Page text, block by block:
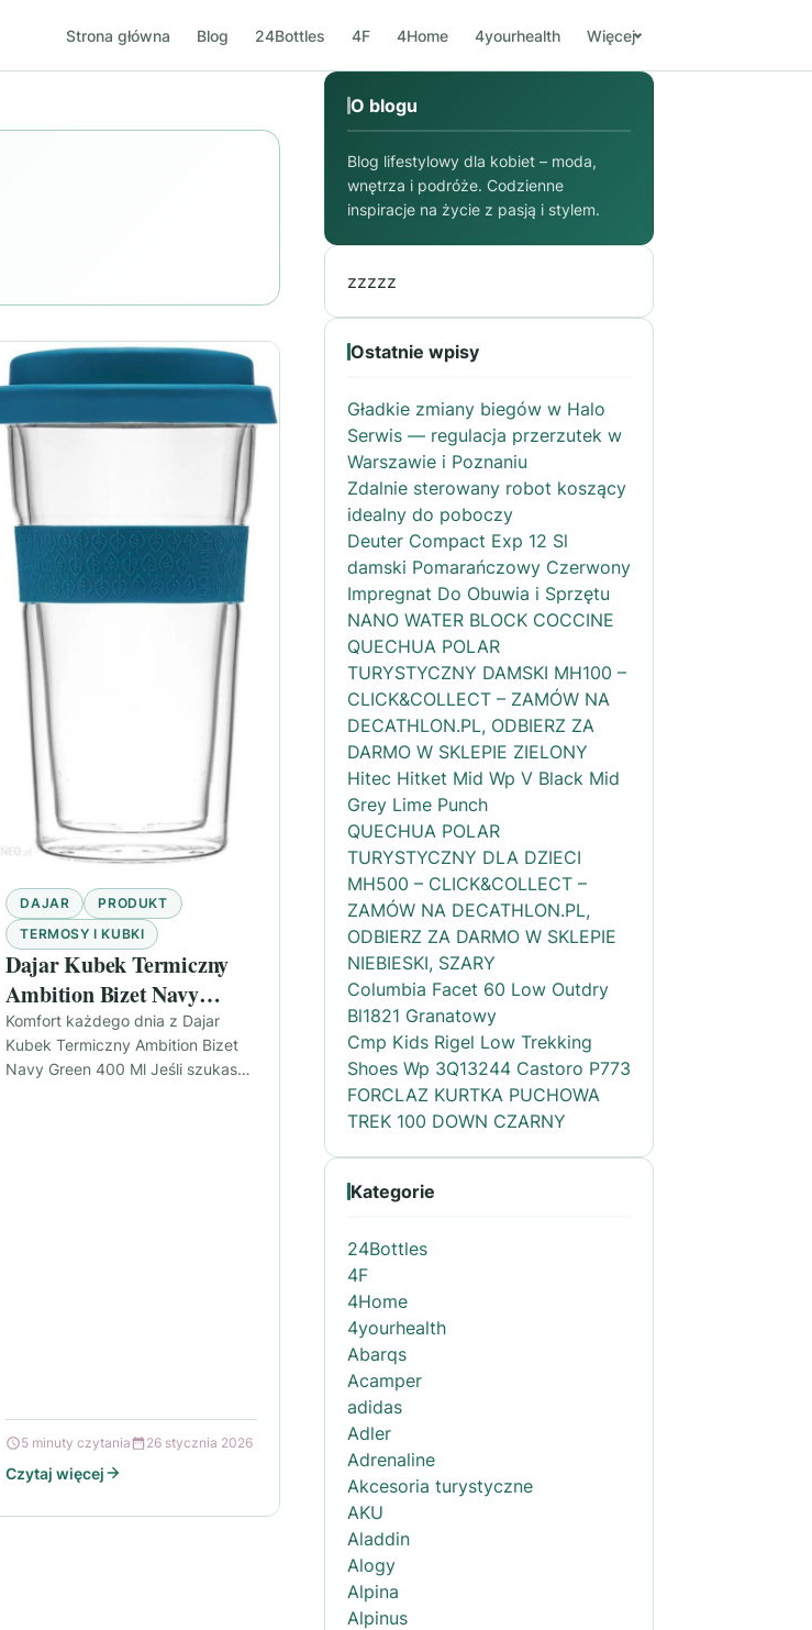
Strona główna Blog 24Bottles 4F 4Home 4yourhealth Więcej
DAJAR
PRODUKT
TERMOSY I KUBKI
Dajar Kubek Termiczny
Ambition Bizet Navy
Green 400 Ml
Komfort każdego dnia z Dajar
Kubek Termiczny Ambition Bizet
Navy Green 400 Ml Jeśli szukasz
5 minuty czytania 26 stycznia 2026
Czytaj więcej
O blogu
Blog lifestylowy dla kobiet – moda,
wnętrza i podróże. Codzienne
inspiracje na życie z pasją i stylem.
zzzzz
Ostatnie wpisy
Gładkie zmiany biegów w Halo
Serwis — regulacja przerzutek w
Warszawie i Poznaniu
Zdalnie sterowany robot koszący
idealny do poboczy
Deuter Compact Exp 12 Sl
damski Pomarańczowy Czerwony
Impregnat Do Obuwia i Sprzętu
NANO WATER BLOCK COCCINE
QUECHUA POLAR
TURYSTYCZNY DAMSKI MH100 –
CLICK&COLLECT – ZAMÓW NA
DECATHLON.PL, ODBIERZ ZA
DARMO W SKLEPIE ZIELONY
Hitec Hitket Mid Wp V Black Mid
Grey Lime Punch
QUECHUA POLAR
TURYSTYCZNY DLA DZIECI
MH500 – CLICK&COLLECT –
ZAMÓW NA DECATHLON.PL,
ODBIERZ ZA DARMO W SKLEPIE
NIEBIESKI, SZARY
Columbia Facet 60 Low Outdry
Bl1821 Granatowy
Cmp Kids Rigel Low Trekking
Shoes Wp 3Q13244 Castoro P773
FORCLAZ KURTKA PUCHOWA
TREK 100 DOWN CZARNY
Kategorie
24Bottles
4F
4Home
4yourhealth
Abarqs
Acamper
adidas
Adler
Adrenaline
Akcesoria turystyczne
AKU
Aladdin
Alogy
Alpina
Alpinus